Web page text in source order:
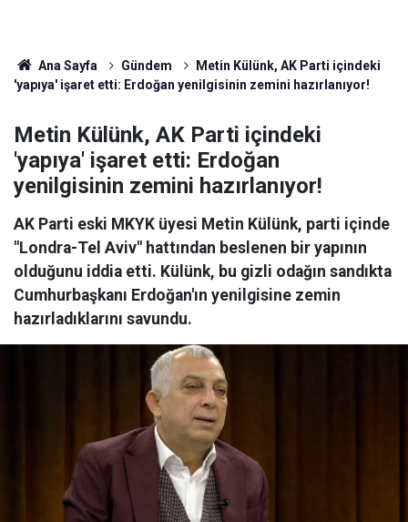
Ana Sayfa Gündem
Metin Külünk, AK Parti içindeki
'yapıya' işaret etti: Erdoğan yenilgisinin zemini hazırlanıyor!
Metin Külünk, AK Parti içindeki
'yapıya' işaret etti: Erdoğan
yenilgisinin zemini hazırlanıyor!
AK Parti eski MKYK üyesi Metin Külünk, parti içinde
"Londra-Tel Aviv" hattından beslenen bir yapının
olduğunu iddia etti. Külünk, bu gizli odağın sandıkta
Cumhurbaşkanı Erdoğan'ın yenilgisine zemin
hazırladıklarını savundu.